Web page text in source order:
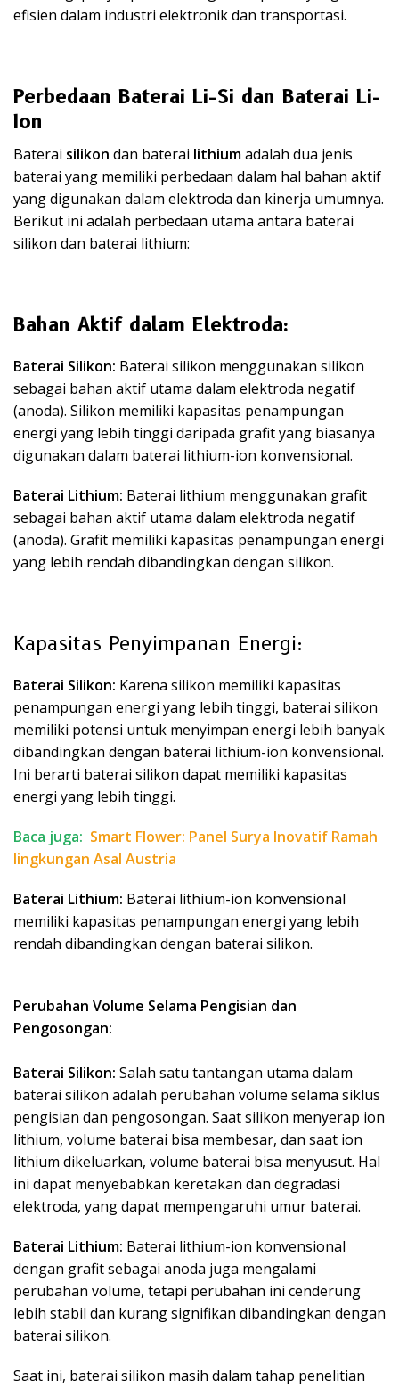
efisien dalam industri elektronik dan transportasi.
Perbedaan Baterai Li-Si dan Baterai Li-
Ion
Baterai silikon dan baterai lithiumadalah dua jenis
baterai yang memiliki perbedaan dalam hal bahan aktif
yang digunakan dalam elektroda dan kinerja umumnya.
Berikut ini adalah perbedaan utama antara baterai
silikon dan baterai lithium:
Bahan Aktif dalam Elektroda:
Baterai Silikon: Baterai silikon menggunakan silikon
sebagai bahan aktif utama dalam elektroda negatif
(anoda). Silikon memiliki kapasitas penampungan
energi yang lebih tinggi daripada grafit yang biasanya
digunakan dalam baterai lithium-ion konvensional.
Baterai Lithium: Baterai lithium menggunakan grafit
sebagai bahan aktif utama dalam elektroda negatif
(anoda). Grafit memiliki kapasitas penampungan energi
yang lebih rendah dibandingkan dengan silikon.
Kapasitas Penyimpanan Energi:
Baterai Silikon: Karena silikon memiliki kapasitas
penampungan energi yang lebih tinggi, baterai silikon
memiliki potensi untuk menyimpan energi lebih banyak
dibandingkan dengan baterai lithium-ion konvensional.
Ini berarti baterai silikon dapat memiliki kapasitas
energi yang lebih tinggi.
Baca juga: Smart Flower: Panel Surya Inovatif Ramah
lingkungan Asal Austria
Baterai Lithium: Baterai lithium-ion konvensional
memiliki kapasitas penampungan energi yang lebih
rendah dibandingkan dengan baterai silikon.
Perubahan Volume Selama Pengisian dan
Pengosongan:
Baterai Silikon: Salah satu tantangan utama dalam
baterai silikon adalah perubahan volume selama siklus
pengisian dan pengosongan. Saat silikon menyerap ion
lithium, volume baterai bisa membesar, dan saat ion
lithium dikeluarkan, volume baterai bisa menyusut. Hal
ini dapat menyebabkan keretakan dan degradasi
elektroda, yang dapat mempengaruhi umur baterai.
Baterai Lithium: Baterai lithium-ion konvensional
dengan grafit sebagai anoda juga mengalami
perubahan volume, tetapi perubahan ini cenderung
lebih stabil dan kurang signifikan dibandingkan dengan
baterai silikon.
Saat ini, baterai silikon masih dalam tahap penelitian